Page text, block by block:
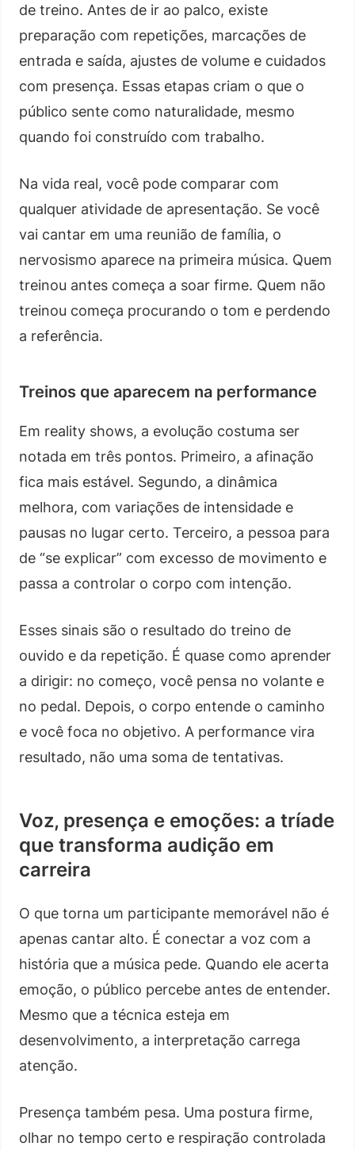
de treino. Antes de ir ao palco, existe
preparação com repetições, marcações de
entrada e saída, ajustes de volume e cuidados
com presença. Essas etapas criam o que o
público sente como naturalidade, mesmo
quando foi construído com trabalho.
Na vida real, você pode comparar com
qualquer atividade de apresentação. Se você
vai cantar em uma reunião de família, o
nervosismo aparece na primeira música. Quem
treinou antes começa a soar firme. Quem não
treinou começa procurando o tom e perdendo
a referência.
Treinos que aparecem na performance
Em reality shows, a evolução costuma ser
notada em três pontos. Primeiro, a afinação
fica mais estável. Segundo, a dinâmica
melhora, com variações de intensidade e
pausas no lugar certo. Terceiro, a pessoa para
de “se explicar” com excesso de movimento e
passa a controlar o corpo com intenção.
Esses sinais são o resultado do treino de
ouvido e da repetição. É quase como aprender
a dirigir: no começo, você pensa no volante e
no pedal. Depois, o corpo entende o caminho
e você foca no objetivo. A performance vira
resultado, não uma soma de tentativas.
Voz, presença e emoções: a tríade
que transforma audição em
carreira
O que torna um participante memorável não é
apenas cantar alto. É conectar a voz com a
história que a música pede. Quando ele acerta
emoção, o público percebe antes de entender.
Mesmo que a técnica esteja em
desenvolvimento, a interpretação carrega
atenção.
Presença também pesa. Uma postura firme,
olhar no tempo certo e respiração controlada